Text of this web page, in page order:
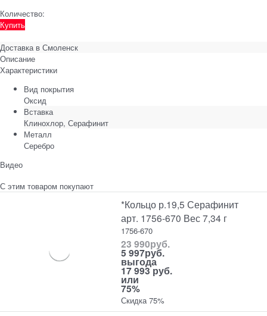
Количество:
Купить
Доставка в Смоленск
Описание
Характеристики
Вид покрытия
Оксид
Вставка
Клинохлор, Серафинит
Металл
Серебро
Видео
С этим товаром покупают
*Кольцо р.19,5 Серафинит
арт. 1756-670 Вес 7,34 г
1756-670
23 990руб.
5 997руб.
выгода
17 993 руб.
или
75%
Скидка 75%